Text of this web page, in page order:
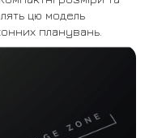
цю модель
планувань.